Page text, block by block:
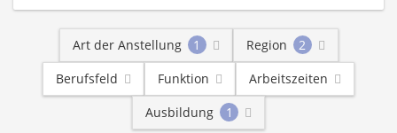
Art der Anstellung 1 Region
2
Berufsfeld
Funktion
Arbeitszeiten
Ausbildung
1